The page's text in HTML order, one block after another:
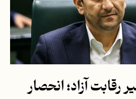
رقابت آزاد؛ انحصار